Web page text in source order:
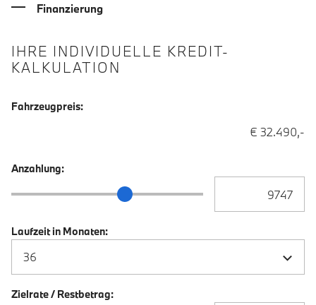
Finanzierung
IHRE INDIVIDUELLE KREDIT-
KALKULATION
Fahrzeugpreis:
€ 32.490,-
Anzahlung:
Anzahlung Schieberegler
Laufzeit in Monaten:
Zielrate / Restbetrag: